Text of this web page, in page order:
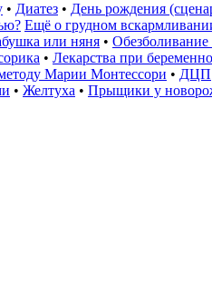
• Диатез • День рождения
Ещё о грудном
или няня • Обезболивание
• Лекарства при
Марии Монтессори • ДЦП
• Желтуха • Прыщики у